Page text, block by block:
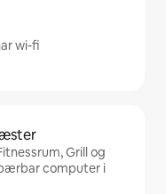
wi-fi
Grill og
computer i